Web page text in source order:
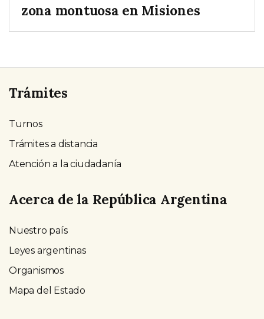
zona montuosa en Misiones
Trámites
Turnos
Trámites a distancia
Atención a la ciudadanía
Acerca de la República Argentina
Nuestro país
Leyes argentinas
Organismos
Mapa del Estado